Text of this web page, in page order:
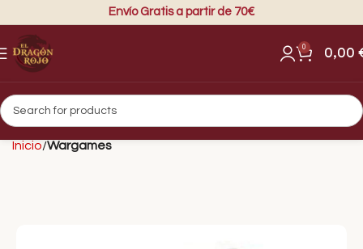
Envío Gratis a partir de 70€
0 0,00
Inicio Wargames